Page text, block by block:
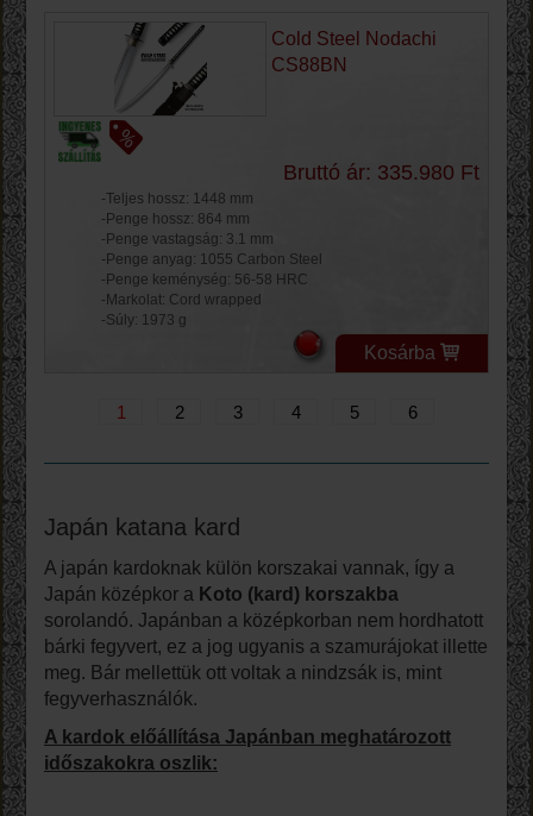
Cold Steel Nodachi
CS88BN
Bruttó ár: 335.980 Ft
-Teljes hossz: 1448 mm
-Penge hossz: 864 mm
-Penge vastagság: 3.1 mm
-Penge anyag: 1055 Carbon Steel
-Penge keménység: 56-58 HRC
-Markolat: Cord wrapped
-Súly: 1973 g
Kosárba
1 2 3 4 5 6
Japán katana kard
A japán kardoknak külön korszakai vannak, így a
Japán középkor a Koto (kard) korszakba
sorolandó. Japánban a középkorban nem hordhatott
bárki fegyvert, ez a jog ugyanis a szamurájokat illette
meg. Bár mellettük ott voltak a nindzsák is, mint
fegyverhasználók.
A kardok előállítása Japánban meghatározott
időszakokra oszlik: